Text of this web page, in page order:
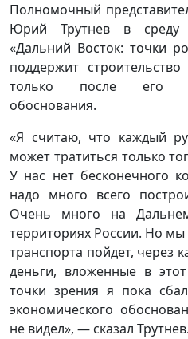
Полномочный
Юрий Трутнев в среду
«Дальний Восток: точки
поддержит
только после его
обоснования.
«Я считаю, что каждый
может тратиться только
У нас нет бесконечного
надо много всего
Очень много на
территориях России. Но
транспорта пойдет, через
деньги, вложенные в
точки зрения я пока
экономического
не видел», — сказал Трутнев.